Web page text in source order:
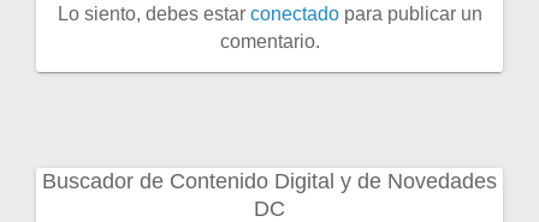
Lo siento, debes estar conectadopara publicar un
comentario.
Buscador de Contenido Digital y de Novedades
DC